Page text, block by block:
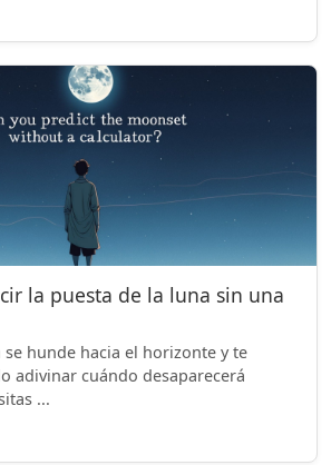
la puesta de la luna sin una
se hunde hacia el horizonte y te
adivinar cuándo desaparecerá
...